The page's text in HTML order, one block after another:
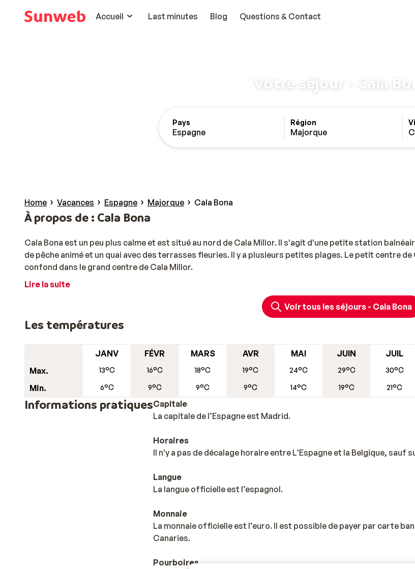
Accueil
Last minutes Blog Questions & Contact
Votre séjour - Cala
Pays
Espagne
Région
Majorque
Home Vacances Espagne Majorque Cala Bona
À propos de : Cala Bona
Cala Bona est un peu plus calme et est situé au nord de Cala Millor. Il s'agit d'une petite station
de pêche animé et un quai avec des terrasses fleuries. Il y a plusieurs petites plages. Le petit centre de
confond dans le grand centre de Cala Millor.
Lire la suite
Voir tous les séjours - Cala Bona
Les températures
Max.
Min.
JANV
13°C
6°C
FÉVR
16°C
9°C
MARS
18°C
9°C
AVR
19°C
9°C
MAI
24°C
14°C
JUIN
29°C
19°C
JUIL
30°C
21°C
Informations pratiquesCapitale
La capitale de l’Espagne est Madrid.
Horaires
Il n'y a pas de décalage horaire entre L'Espagne et la Belgique, sauf
Langue
La langue officielle est l’espagnol.
Monnaie
La monnaie officielle est l’euro. Il est possible de payer par carte
Canaries.
Pourboires